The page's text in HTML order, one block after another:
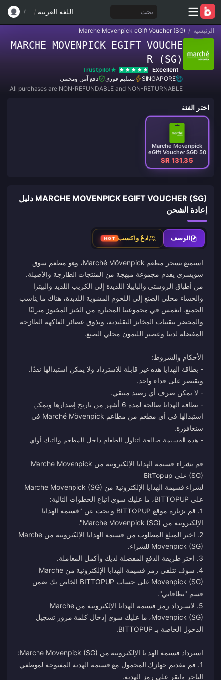
بحث اللغة العربية /
الرئيسية /
Marche Movenpick eGift Voucher (SG)
MARCHE MOVENPICK EGIFT VOUCHE
R (SG)
Excellent
Trustpilot
SINGAPORE
تسليم فوري
دفع آمن ومحمي
All purchases are NON-REFUNDABLE and NON-RETURNABLE.
اختر الفئة
Marche Movenpick
eGift Voucher SGD 50
SR 131.35
MARCHE MOVENPICK EGIFT VOUCHER (SG) دليل
إعادة الشحن
الوصف ادعُ واكسب HOT
استمتع بسحر مطعم Marché Mövenpick، وهو مطعم سوق
سويسري يقدم مجموعة مبهجة من المنتجات الطازجة والأصيلة.
من أطباق الروستي والباييلا اللذيذة إلى الكريب اللذيذ والبيتزا
والحساء محلي الصنع إلى اللحوم المشوية اللذيذة، هناك ما يناسب
الجميع. انغمس في مجموعتنا المختارة من الخبز المخبوز منزليًا
والمحضر بتقنيات المخابز التقليدية، وتذوق عصائر الفاكهة الطازجة
- بطاقة الهدايا هذه غير قابلة للاسترداد ولا يمكن استبدالها نقدًا.
- بطاقة الهدايا صالحة لمدة 6 أشهر من تاريخ إصدارها ويمكن
استبدالها في أي مطعم من مطاعم Marché Mövenpick في
قم بشراء قسيمة الهدايا الإلكترونية من Marche Movenpick
لشراء قسيمة الهدايا الإلكترونية من Marche Movenpick (SG)
1. قم بزيارة موقع BITTOPUP وابحث عن "قسيمة الهدايا
2. اختر المبلغ المطلوب من قسيمة الهدايا الإلكترونية من Marche
4. سوف تتلقى رمز قسيمة الهدايا الإلكترونية من Marche
Movenpick (SG) على حساب BITTOPUP الخاص بك ضمن
5. لاسترداد رمز قسيمة الهدايا الإلكترونية من Marche
Movenpick (SG)، ما عليك سوى إدخال كلمة مرور تسجيل
1. قم بتقديم جهازك المحمول مع قسيمة الهدية المفتوحة لموظفي